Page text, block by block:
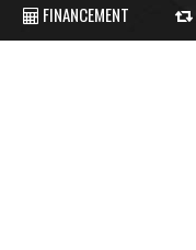
FINANCEMENT